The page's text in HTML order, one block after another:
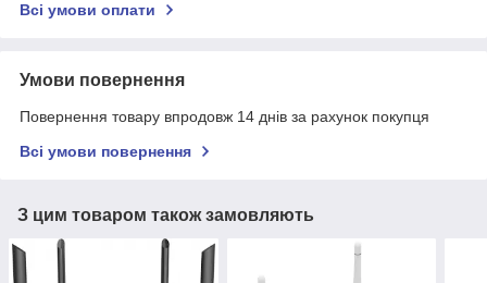
Всі умови оплати
Умови повернення
Повернення товару впродовж 14 днів за рахунок покупця
Всі умови повернення
З цим товаром також замовляють